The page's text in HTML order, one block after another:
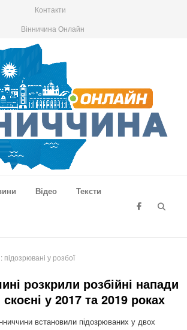
Контакти
Вінничина Онлайн
Відео Тексти
підозрювані у розбої
розкрили розбійні напади
у 2017 та 2019 роках
встановили підозрюваних у двох